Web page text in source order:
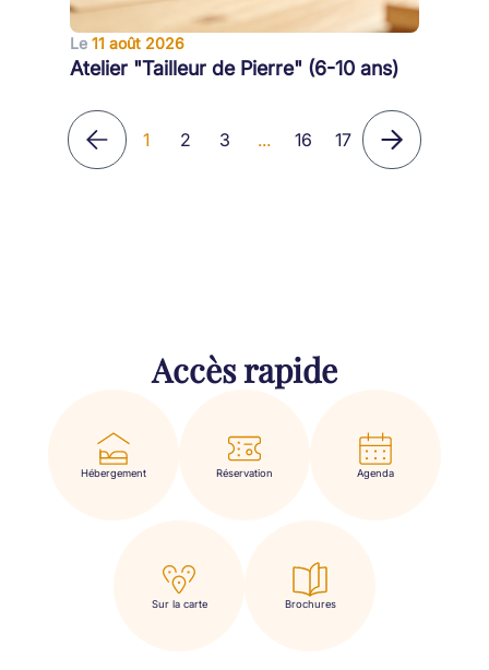
Le 11 août 2026
Atelier "Tailleur de Pierre" (6-10 ans)
1 2 3 ... 16 17
Accès rapide
Hébergement Réservation Agenda
Sur la carte Brochures